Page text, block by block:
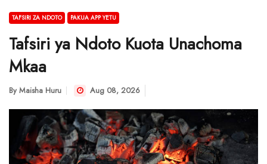
TAFSIRI ZA NDOTO PAKUA APP YETU
Tafsiri ya Ndoto Kuota Unachoma
Mkaa
By Maisha Huru Aug 08, 2026